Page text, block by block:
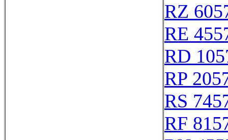
RZ
RE
RD
RP
RS
RF